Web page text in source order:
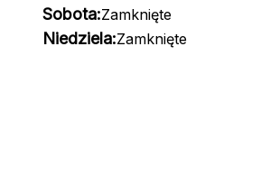
Sobota:Zamknięte
Niedziela:Zamknięte